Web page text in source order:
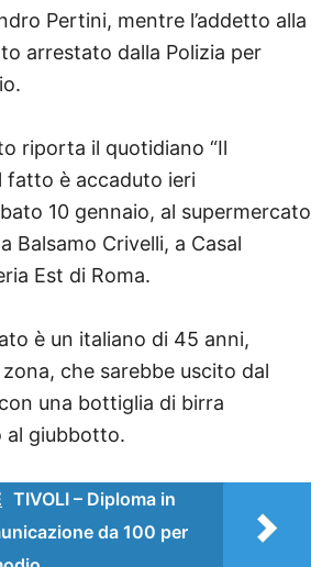
Pertini, mentre l’addetto alla
arrestato dalla Polizia per
riporta il quotidiano “Il
fatto è accaduto ieri
10 gennaio, al supermercato
Balsamo Crivelli, a Casal
Est di Roma.
è un italiano di 45 anni,
che sarebbe uscito dal
una bottiglia di birra
al giubbotto.
TIVOLI – Diploma in
da 100 per